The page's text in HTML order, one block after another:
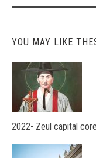
YOU MAY LIKE
2022- Zeul capital